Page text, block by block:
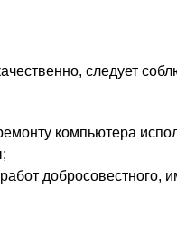
следует
компьютера
добросовестного,